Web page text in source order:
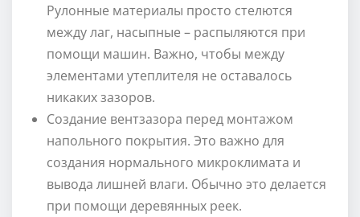
Рулонные материалы просто стелются
между лаг, насыпные – распыляются при
помощи машин. Важно, чтобы между
элементами утеплителя не оставалось
никаких зазоров.
Создание вентзазора перед монтажом
напольного покрытия. Это важно для
создания нормального микроклимата и
вывода лишней влаги. Обычно это делается
при помощи деревянных реек.